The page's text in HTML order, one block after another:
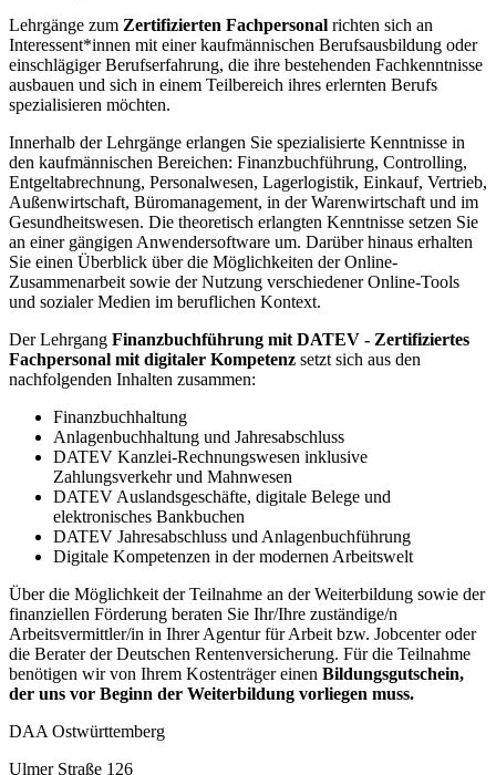
Lehrgänge zum Zertifizierten Fachpersonal richten sich an
Interessent*innen mit einer kaufmännischen Berufsausbildung oder
einschlägiger Berufserfahrung, die ihre bestehenden Fachkenntnisse
ausbauen und sich in einem Teilbereich ihres erlernten Berufs
spezialisieren möchten.
Innerhalb der Lehrgänge erlangen Sie spezialisierte Kenntnisse in
den kaufmännischen Bereichen: Finanzbuchführung, Controlling,
Entgeltabrechnung, Personalwesen, Lagerlogistik, Einkauf, Vertrieb,
Außenwirtschaft, Büromanagement, in der Warenwirtschaft und im
Gesundheitswesen. Die theoretisch erlangten Kenntnisse setzen Sie
an einer gängigen Anwendersoftware um. Darüber hinaus erhalten
Sie einen Überblick über die Möglichkeiten der Online-
Zusammenarbeit sowie der Nutzung verschiedener Online-Tools
und sozialer Medien im beruflichen Kontext.
Der Lehrgang Finanzbuchführung mit DATEV - Zertifiziertes
Fachpersonal mit digitaler Kompetenz setzt sich aus den
nachfolgenden Inhalten zusammen:
Finanzbuchhaltung
Anlagenbuchhaltung und Jahresabschluss
DATEV Kanzlei-Rechnungswesen inklusive
Zahlungsverkehr und Mahnwesen
DATEV Auslandsgeschäfte, digitale Belege und
elektronisches Bankbuchen
DATEV Jahresabschluss und Anlagenbuchführung
Digitale Kompetenzen in der modernen Arbeitswelt
Über die Möglichkeit der Teilnahme an der Weiterbildung sowie der
finanziellen Förderung beraten Sie Ihr/Ihre zuständige/n
Arbeitsvermittler/in in Ihrer Agentur für Arbeit bzw. Jobcenter oder
die Berater der Deutschen Rentenversicherung. Für die Teilnahme
benötigen wir von Ihrem Kostenträger einen Bildungsgutschein,
der uns vor Beginn der Weiterbildung vorliegen muss.
DAA Ostwürttemberg
Ulmer Straße 126